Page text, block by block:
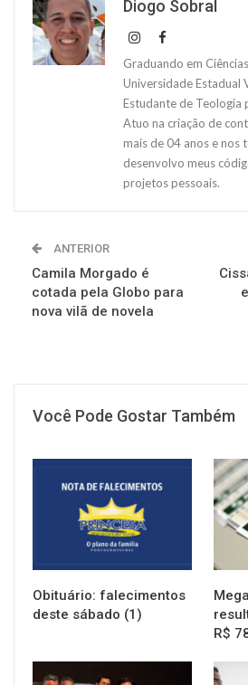
Diogo Sobral
Graduando em
Universidade Estadual
Estudante de Teologia
Atuo na criação de
mais de 04 anos e nos
desenvolvo meus
projetos pessoais.
ANTERIOR
Camila Morgado é
cotada pela Globo para
nova vilã de novela
Você Pode Gostar Também
Obituário: falecimentos
deste sábado (1)
R$
NOTÍCIAS